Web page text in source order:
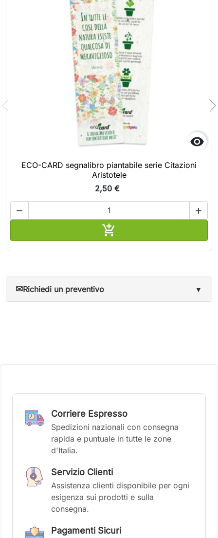

ECO-CARD segnalibro piantabile serie Citazioni
Aristotele
2,50 €
 

✉Richiedi un preventivo ▼
Corriere Espresso
Spedizioni nazionali con consegna
rapida e puntuale in tutte le zone
d'Italia.
Servizio Clienti
Assistenza clienti disponibile per ogni
esigenza sui prodotti e sulla
consegna.
Pagamenti Sicuri